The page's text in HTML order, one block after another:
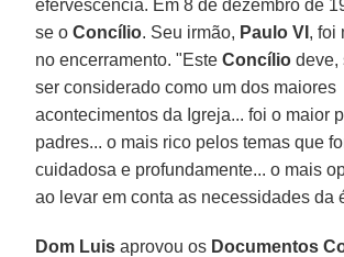
efervescência. Em 8 de dezembro de
se oConcílio. Seu irmão, Paulo VI , foi
no encerramento. "EsteConcílio deve,
ser considerado como um dos maiores
acontecimentos da Igreja... foi o maior
padres... o mais rico pelos temas que
cuidadosa e profundamente... o mais
ao levar em conta as necessidades da
Dom Luis aprovou os Documentos